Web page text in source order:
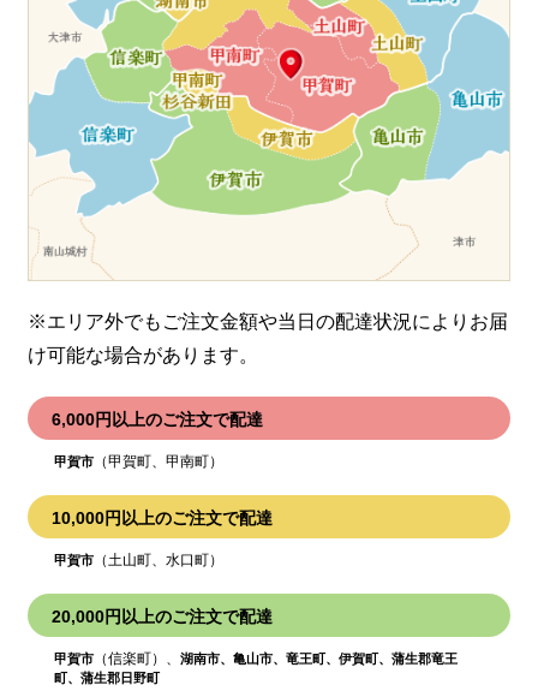
※エリア外でもご注文金額や当日の配達状況により お届
け可能な場合があります。
6,000円以上のご注文で配達
甲賀市 （甲賀町、甲南町）
10,000円以上のご注文で配達
甲賀市 （土山町、水口町）
20,000円以上のご注文で配達
甲賀市 （信楽町）、湖南市、亀山市、竜王町、伊賀町、蒲生郡竜王
町、蒲生郡日野町